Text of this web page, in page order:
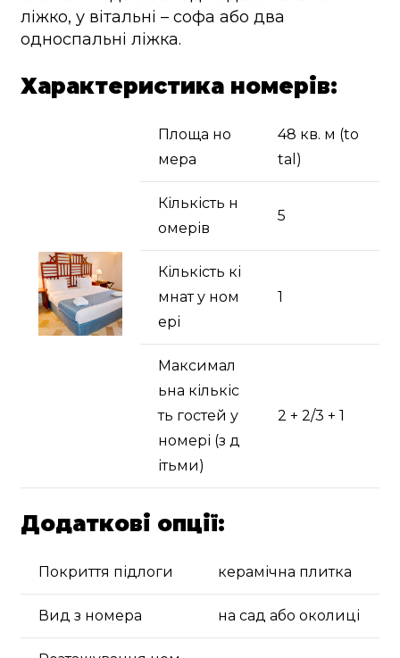
ліжко, у вітальні – софа або два
односпальні ліжка.
Характеристика номерів:
Площа но
мера
48 кв. м (to
tal)
Кількість н
омерів
5
Кількість кі
мнат у ном
ері
1
Максимал
ьна кількіс
ть гостей у
номері (з д
ітьми)
2 + 2/3 + 1
Додаткові опції:
Покриття підлоги керамічна плитка
Вид з номера на сад або околиці